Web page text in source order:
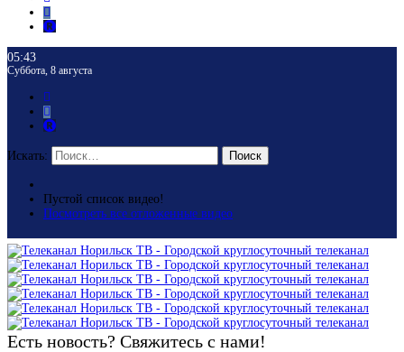
05:43
Суббота, 8 августа
Искать: Поиск
Пустой список видео!
Посмотреть все отложенные видео
Есть новость? Свяжитесь с нами!